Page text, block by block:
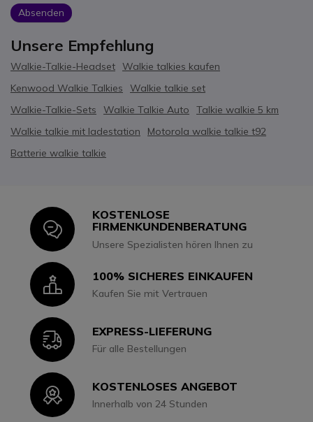
Absenden
Unsere Empfehlung
Walkie-Talkie-Headset Walkie talkies kaufen
Kenwood Walkie Talkies
Walkie talkie set
Walkie-Talkie-Sets
Walkie Talkie Auto
Talkie walkie 5 km
Walkie talkie mit ladestation
Motorola walkie talkie t92
Batterie walkie talkie
Icon
KOSTENLOSE
FIRMENKUNDENBERATUNG
Unsere Spezialisten hören Ihnen zu
Icon100% SICHERES EINKAUFEN
Kaufen Sie mit Vertrauen
IconEXPRESS-LIEFERUNG
Für alle Bestellungen
IconKOSTENLOSES ANGEBOT
Innerhalb von 24 Stunden